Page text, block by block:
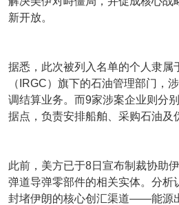
新开放。
据悉，此次被列入名单的个人隶属
（IRGC）旗下的石油管理部门，
调结算业务。而9家涉案企业则分
据点，负责安排船舶、采购石油及
此前，美方已于8日宣布制裁协助
弹道导弹零部件的相关实体。分析
封堵伊朗的核心创汇渠道——能源